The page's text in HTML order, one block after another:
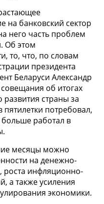
на банковский сектор
него часть проблем
Об этом
то, что, по словам
президента
Беларуси Александр
об итогах
страны за
пятилетки потребовал,
работал в
месяцы можно
на денежно-
роста инфляционно-
а также усиления
экономики.